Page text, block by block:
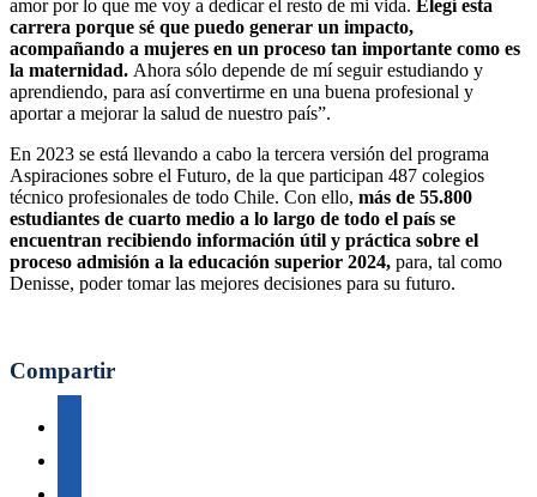
amor por lo que me voy a dedicar el resto de mi vida. Elegí esta
carrera porque sé que puedo generar un impacto,
acompañando a mujeres en un proceso tan importante como es
la maternidad. Ahora sólo depende de mí seguir estudiando y
aprendiendo, para así convertirme en una buena profesional y
aportar a mejorar la salud de nuestro país”.
En 2023 se está llevando a cabo la tercera versión del programa
Aspiraciones sobre el Futuro, de la que participan 487 colegios
técnico profesionales de todo Chile. Con ello, más de 55.800
estudiantes de cuarto medio a lo largo de todo el país se
encuentran recibiendo información útil y práctica sobre el
proceso admisión a la educación superior 2024, para, tal como
Denisse, poder tomar las mejores decisiones para su futuro.
Compartir